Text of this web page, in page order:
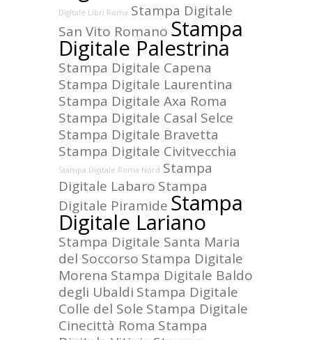
Digitale Libri Roma Stampa Digitale
San Vito Romano Stampa
Digitale Palestrina
Stampa Digitale Capena
Stampa Digitale Laurentina
Stampa Digitale Axa Roma
Stampa Digitale Casal Selce
Stampa Digitale Bravetta
Stampa Digitale Civitvecchia
Stampa Digitale Roma Nord Stampa
Digitale Labaro Stampa
Digitale Piramide Stampa
Digitale Lariano
Stampa Digitale Santa Maria
del Soccorso Stampa Digitale
Morena Stampa Digitale Baldo
degli Ubaldi Stampa Digitale
Colle del Sole Stampa Digitale
Cinecittà Roma Stampa